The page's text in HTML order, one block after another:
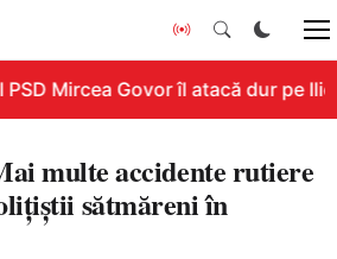
PSD Mircea Govor îl atacă dur pe
multe accidente rutiere
sătmăreni în